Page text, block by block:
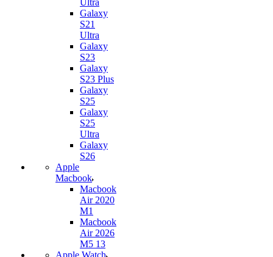
Ultra
Galaxy
S21
Ultra
Galaxy
S23
Galaxy
S23 Plus
Galaxy
S25
Galaxy
S25
Ultra
Galaxy
S26
Apple
Macbook
Macbook
Air 2020
M1
Macbook
Air 2026
M5 13
Apple Watch